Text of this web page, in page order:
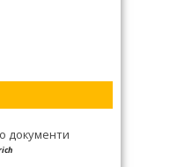
документи